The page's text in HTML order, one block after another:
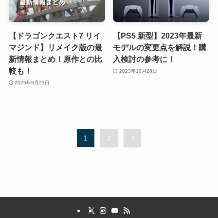
【ドラゴンクエスト7 リイ
マジンド】リメイク版の最
新情報まとめ！原作との比
較も！
2025年9月23日
【PS5 新型】2023年最新
モデルの変更点を解説！購
入検討の参考に！
2023年10月28日
1 2 3